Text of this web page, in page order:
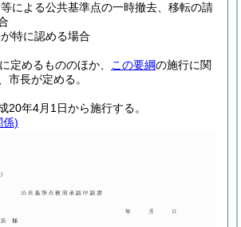
による公共基準点の一時撤去、移転の請
特に認める場合
に定めるもののほか、 この要綱の施行に関
市長が定める。
20年4月1日から施行する。
係)